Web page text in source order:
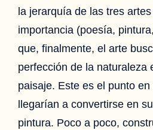
la jerarquía de las tres
importancia (poesía,
que, finalmente, el arte
perfección de la naturaleza
paisaje. Este es el punto
llegarían a convertirse en
pintura. Poco a poco,